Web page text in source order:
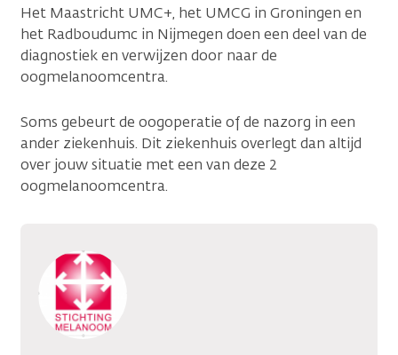
Het Maastricht UMC+, het UMCG in Groningen en
het Radboudumc in Nijmegen doen een deel van de
diagnostiek en verwijzen door naar de
oogmelanoomcentra.
Soms gebeurt de oogoperatie of de nazorg in een
ander ziekenhuis. Dit ziekenhuis overlegt dan altijd
over jouw situatie met een van deze 2
oogmelanoomcentra.